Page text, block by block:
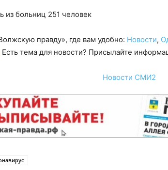
из больниц 251 человек
правду», где вам удобно: Новости,
Есть тема для новости? Присылайте
Новости СМИ2